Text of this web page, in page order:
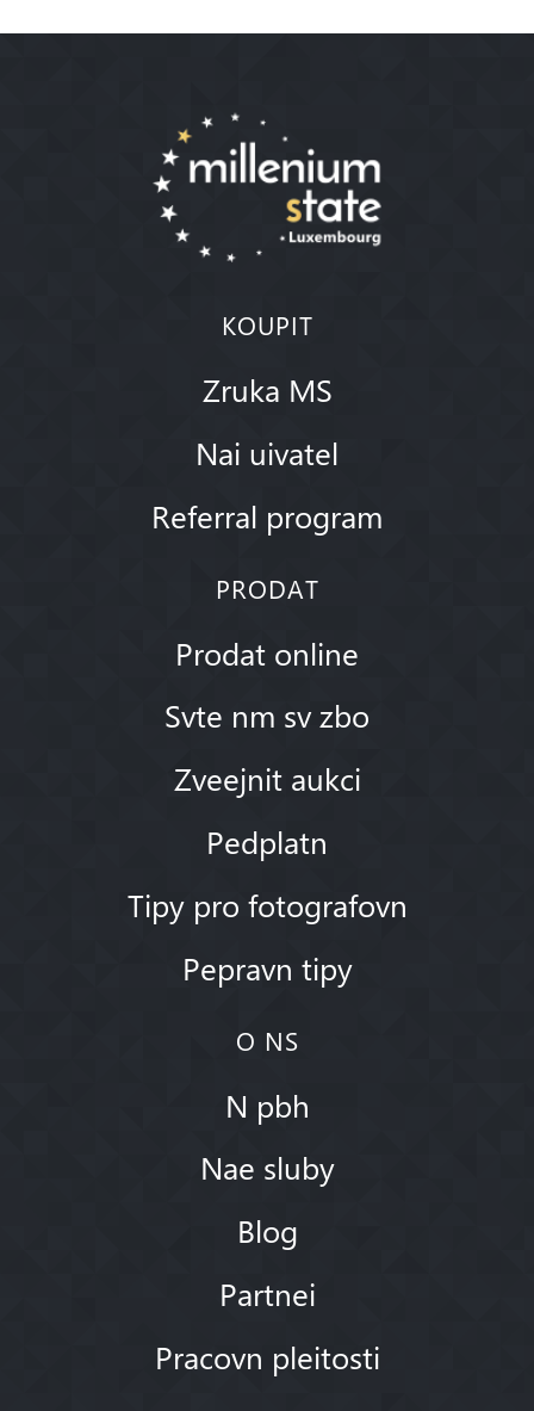
KOUPIT
Zruka MS
Nai uivatel
Referral program
PRODAT
Prodat online
Svte nm sv zbo
Zveejnit aukci
Pedplatn
Tipy pro fotografovn
Pepravn tipy
O NS
N pbh
Nae sluby
Blog
Partnei
Pracovn pleitosti